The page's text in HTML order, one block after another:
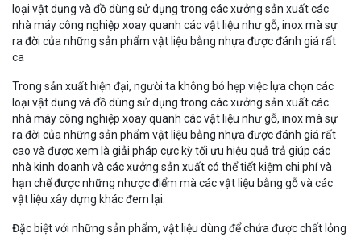
loại vật dụng và đồ dùng sử dụng trong các xưởng sản xuất các
nhà máy công nghiệp xoay quanh các vật liệu như gỗ, inox mà sự
ra đời của những sản phẩm vật liệu bằng nhựa được đánh giá rất
ca
Trong sản xuất hiện đại, người ta không bó hẹp việc lựa chọn các
loại vật dụng và đồ dùng sử dụng trong các xưởng sản xuất các
nhà máy công nghiệp xoay quanh các vật liệu như gỗ, inox mà sự
ra đời của những sản phẩm vật liệu bằng nhựa được đánh giá rất
cao và được xem là giải pháp cực kỳ tối ưu hiệu quả trả giúp các
nhà kinh doanh và các xưởng sản xuất có thể tiết kiệm chi phí và
hạn chế được những nhược điểm mà các vật liệu bằng gỗ và các
vật liệu xây dựng khác đem lại.
Đặc biệt với những sản phẩm, vật liệu dùng để chứa được chất lỏng